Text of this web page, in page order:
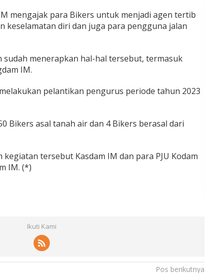
mengajak para Bikers untuk menjadi agen tertib
keselamatan diri dan juga para pengguna jalan
sudah menerapkan hal-hal tersebut, termasuk
IM.
pelantikan pengurus periode tahun 2023
Bikers asal tanah air dan 4 Bikers berasal dari
tersebut Kasdam IM dan para PJU Kodam
IM. (*)
Ikuti Kami
Pos berikutnya